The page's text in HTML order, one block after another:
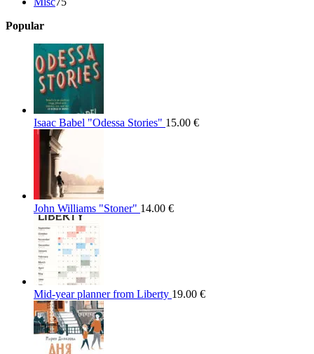
Popular
Isaac Babel "Odessa Stories" 15.00 €
John Williams "Stoner" 14.00 €
Mid-year planner from Liberty 19.00 €